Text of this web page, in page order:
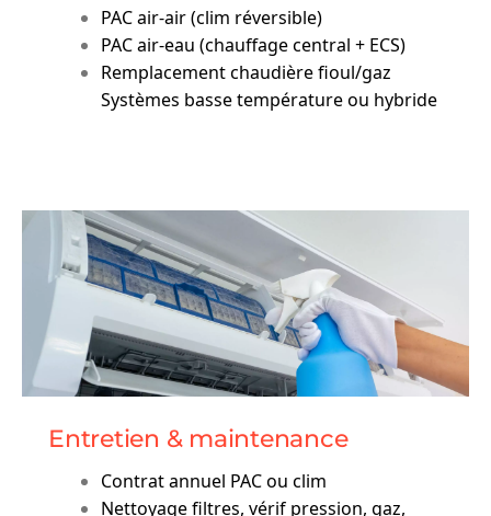
PAC air-air (clim réversible)
PAC air-eau (chauffage central + ECS)
Remplacement chaudière fioul/gaz
Systèmes basse température ou hybride
Entretien & maintenance
Contrat annuel PAC ou clim
Nettoyage filtres, vérif pression, gaz,